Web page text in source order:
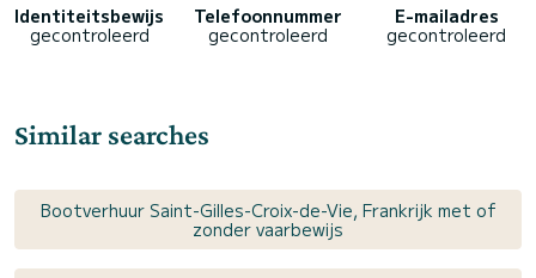
Identiteitsbewijs
gecontroleerd
Telefoonnummer
gecontroleerd
E-mailadres
gecontroleerd
Similar searches
Bootverhuur Saint-Gilles-Croix-de-Vie, Frankrijk met of
zonder vaarbewijs